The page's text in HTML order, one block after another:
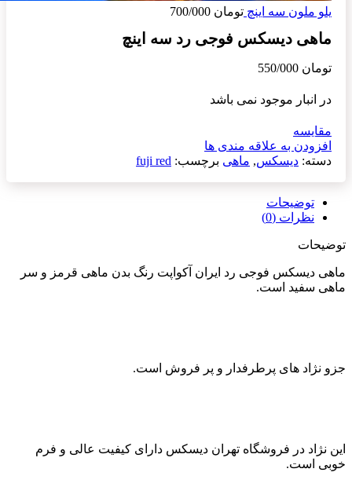
یلو ملون سه اینچ تومان
ماهی دیسکس فوجی رد سه اینچ
تومان
در انبار موجود نمی باشد
مقایسه
افزودن به علاقه مندی ها
دسته: دیسکس, ماهی برچسب: fuji red
توضیحات
نظرات (0)
توضیحات
ماهی دیسکس فوجی رد ایران آکواپت رنگ بدن ماهی قرمز و سر
ماهی سفید است.
جزو نژاد های پرطرفدار و پر فروش است.
این نژاد در فروشگاه تهران دیسکس دارای کیفیت عالی و فرم
خوبی است.